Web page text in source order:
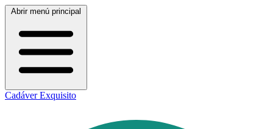
Abrir menú principal
Cadáver Exquisito